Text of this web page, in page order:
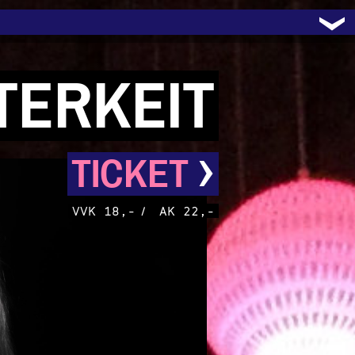
TICKET ›
VVK 18,- / AK 22,-